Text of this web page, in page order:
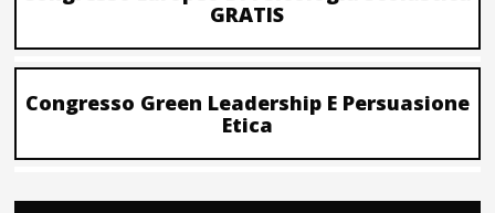
GRATIS
Congresso Green Leadership E Persuasione
Etica